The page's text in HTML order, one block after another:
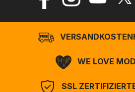
WE LOVE
SSL